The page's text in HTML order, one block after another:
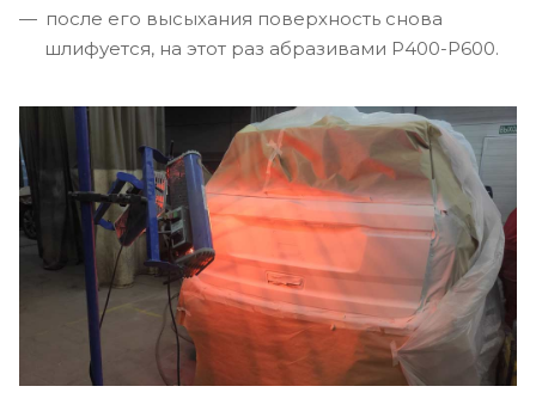
после его высыхания поверхность снова
шлифуется, на этот раз абразивами P400-P600.